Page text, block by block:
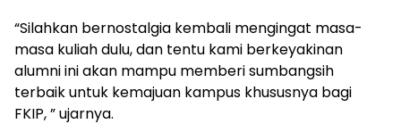
“Silahkan bernostalgia kembali mengingat masa-
masa kuliah dulu, dan tentu kami berkeyakinan
alumni ini akan mampu memberi sumbangsih
terbaik untuk kemajuan kampus khususnya bagi
FKIP, ” ujarnya.